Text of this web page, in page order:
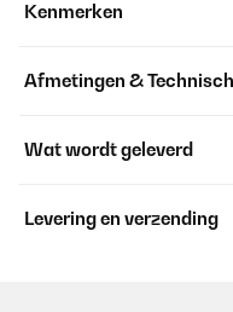
Kenmerken
Afmetingen &
Wat wordt geleverd
Levering en verzending